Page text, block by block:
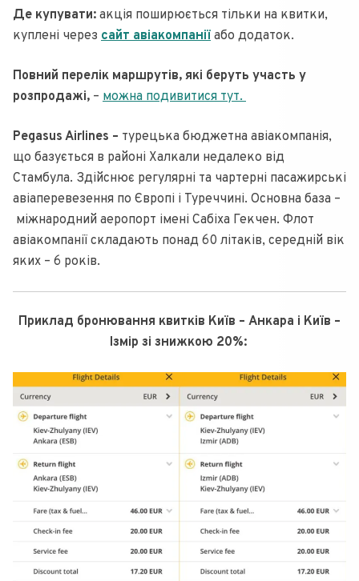
Де купувати: акція поширюється тільки на квитки,
куплені через сайт авіакомпанії або додаток.
Повний перелік маршрутів, які беруть участь у
розпродажі, – можна подивитися тут.
Pegasus Airlines – турецька бюджетна авіакомпанія,
що базується в районі Халкали недалеко від
Стамбула. Здійснює регулярні та чартерні пасажирські
авіаперевезення по Європі і Туреччині. Основна база –
міжнародний аеропорт імені Сабіха Гекчен. Флот
авіакомпанії складають понад 60 літаків, середній вік
яких – 6 років.
Приклад бронювання квитків Київ – Анкара і Київ –
Ізмір зі знижкою 20%: